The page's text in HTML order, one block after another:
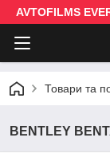
AVTOFILMS
Товари та
BENTLEY